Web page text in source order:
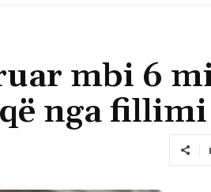
mbi 6
nga